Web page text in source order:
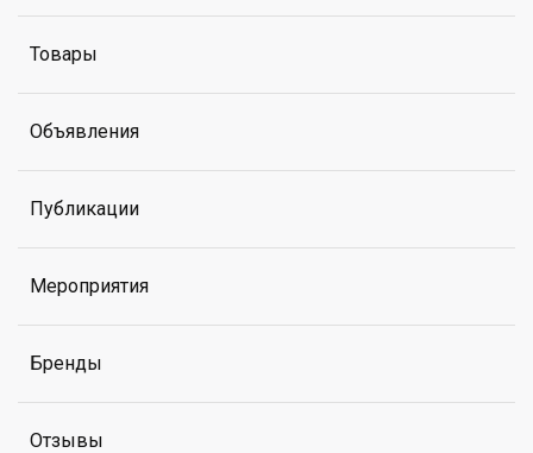
Товары
Объявления
Публикации
Мероприятия
Бренды
Отзывы